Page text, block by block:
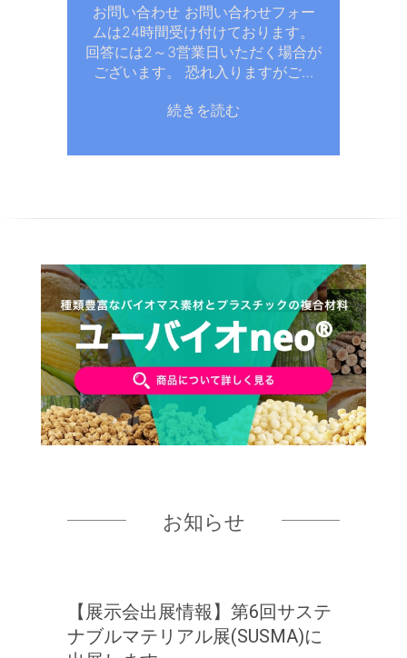
お問い合わせ お問い合わせフォー
ムは24時間受け付けております。
回答には2～3営業日いただく場合が
ございます。 恐れ入りますがご…
続きを読む
お知らせ
【展示会出展情報】第6回サステ
ナブルマテリアル展(SUSMA)に